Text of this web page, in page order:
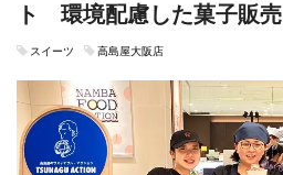
ト 環境配慮した菓子販売
スイーツ 高島屋大阪店